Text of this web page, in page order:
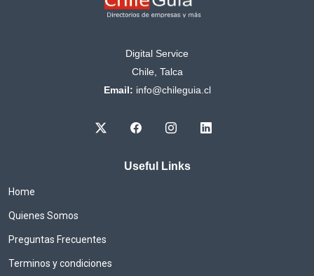
Digital Service
Chile, Talca
Email: info@chileguia.cl
Useful Links
Home
Quienes Somos
Preguntas Frecuentes
Terminos y condiciones